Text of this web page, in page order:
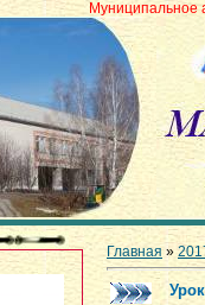
Муниципальное автономное
Главная »